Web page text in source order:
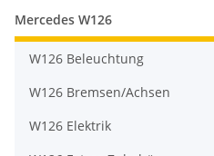
Mercedes W126
W126 Beleuchtung
W126 Bremsen/Achsen
W126 Elektrik